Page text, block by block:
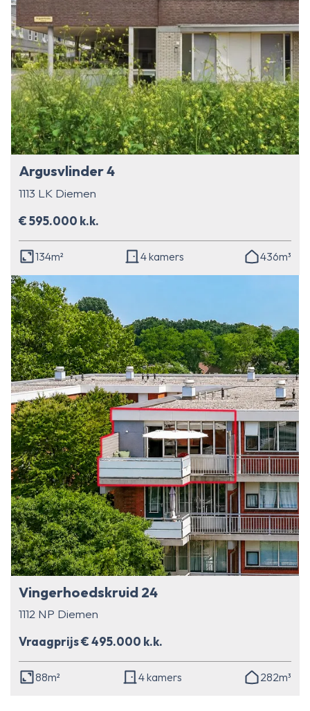
Argusvlinder 4
1113 LK Diemen
€ 595.000 k.k.
134m² 4 kamers 436m³
Vingerhoedskruid 24
1112 NP Diemen
Vraagprijs € 495.000 k.k.
88m² 4 kamers 282m³